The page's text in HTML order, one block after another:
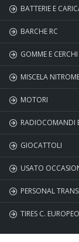
BATTERIE E
BARCHE RC
GOMME E CERCHI
MISCELA
MOTORI
RADIOCOMANDI
GIOCATTOLI
USATO
PERSONAL
TIRES C.